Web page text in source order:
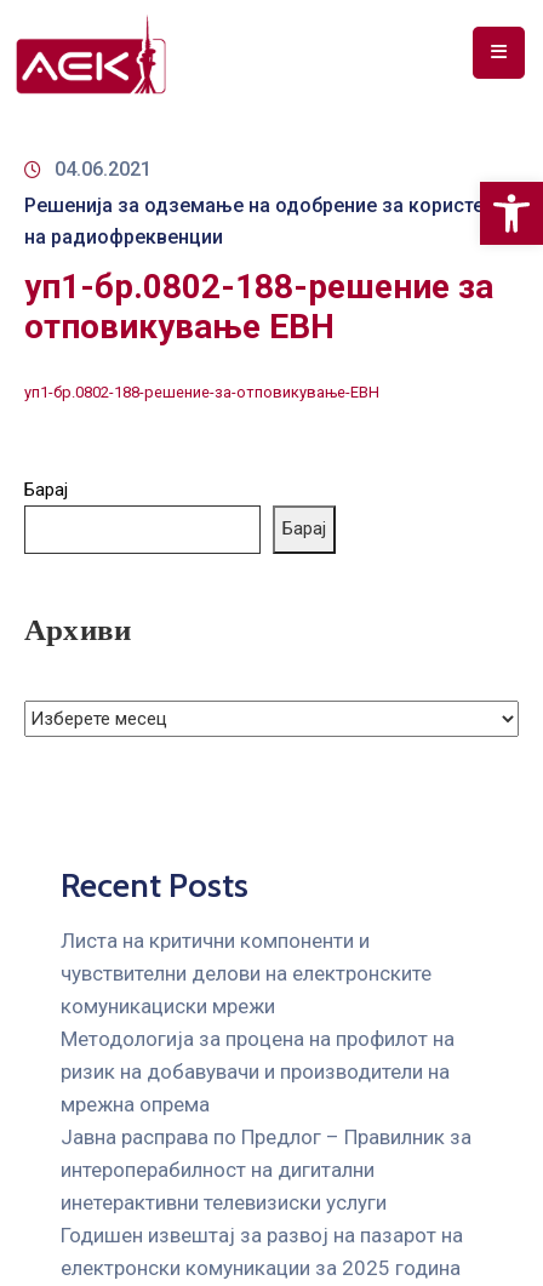
ЗА
ДОКУМЕНТИ
РФ
СПЕКТАР
ТЕЛЕКОМУНИКАЦИИ
ПАЗАР
ГРИЖА
04.06.2021
Решенија за одземање на одобрение за користење
на радиофреквенции
уп1-бр.0802-188-решение за
отповикување ЕВН
уп1-бр.0802-188-решение-за-отповикување-ЕВН
Барај
Барај
Архиви
Recent Posts
Листа на критични компоненти и
чувствителни делови на електронските
комуникациски мрежи
Mетодологија за процена на профилот на
ризик на добавувачи и производители на
мрежна опрема
Јавна расправа по Предлог – Правилник за
интероперабилност на дигитални
инетерактивни телевизиски услуги
Годишен извештај за развој на пазарот на
електронски комуникации за 2025 година